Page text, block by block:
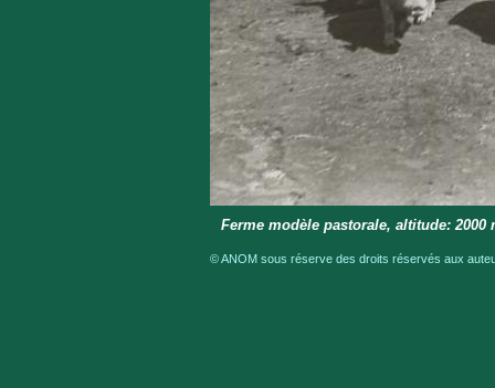
Ferme modèle pastorale, altitude: 2000
© ANOM sous réserve des droits réservés aux